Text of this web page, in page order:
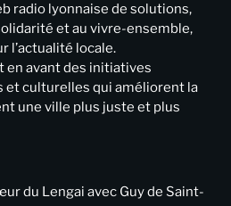
radio lyonnaise de solutions,
et au vivre-ensemble,
l’actualité locale.
en avant des initiatives
et culturelles qui améliorent la
une ville plus juste et plus
du Lengai avec Guy de Saint-